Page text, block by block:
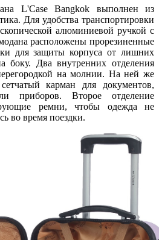
L'Case Bangkok выполнен из
Для удобства транспортировки
алюминиевой ручкой с
расположены прорезиненные
для защиты корпуса от лишних
боку. Два внутренних отделения
на молнии. На ней же
карман для документов,
приборов. Второе отделение
ремни, чтобы одежда не
во время поездки.